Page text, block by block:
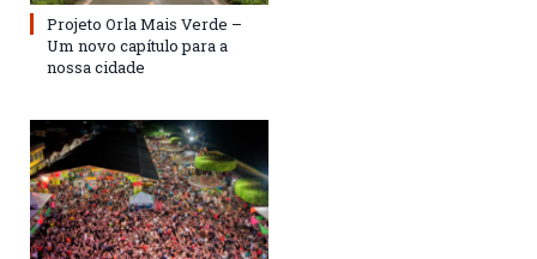
Projeto Orla Mais Verde –
Um novo capítulo para a
nossa cidade